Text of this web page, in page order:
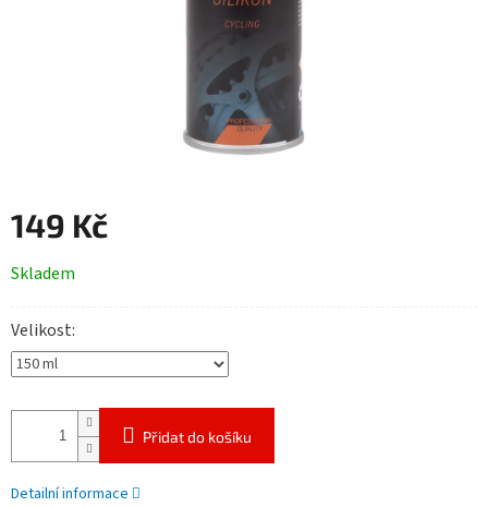
149 Kč
cena:
Skladem
Velikost
Přidat do košíku
Detailní informace